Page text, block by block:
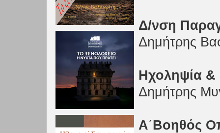
Δ/νση
Δημήτρης
Ηχοληψία
Δημήτρης
Α΄Βοηθός